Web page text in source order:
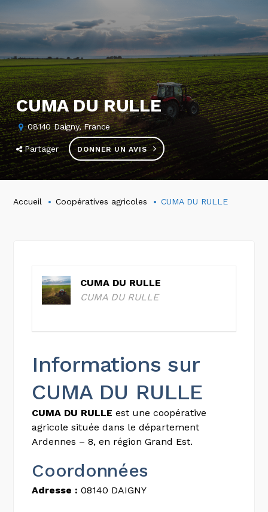
CUMA DU RULLE
08140 Daigny, France
Partager DONNER UN AVIS
Accueil Coopératives agricoles CUMA DU RULLE
CUMA DU RULLE
CUMA DU RULLE
Informations sur
CUMA DU RULLE
CUMA DU RULLE est une coopérative
agricole située dans le département
Ardennes – 8, en région Grand Est.
Coordonnées
Adresse : 08140 DAIGNY